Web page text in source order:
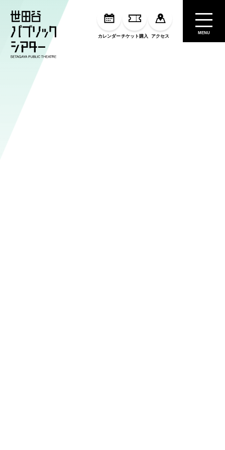
カレンダーチケット購入 アクセス
MENU